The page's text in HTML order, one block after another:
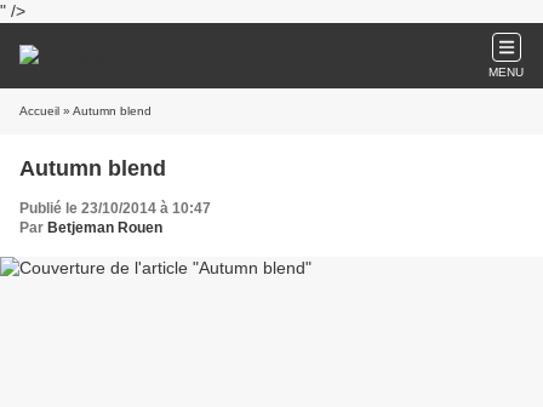
" />
MENU
Accueil » Autumn blend
Autumn blend
Publié le 23/10/2014 à 10:47
Par Betjeman Rouen